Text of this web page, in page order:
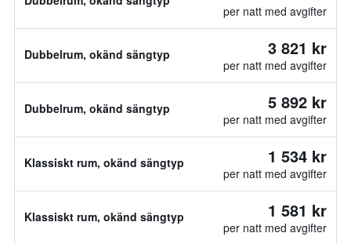
per natt med avgifter
Dubbelrum, okänd sängtyp 3 821 kr
per natt med avgifter
Dubbelrum, okänd sängtyp 5 892 kr
per natt med avgifter
Klassiskt rum, okänd sängtyp 1 534 kr
per natt med avgifter
Klassiskt rum, okänd sängtyp 1 581 kr
per natt med avgifter